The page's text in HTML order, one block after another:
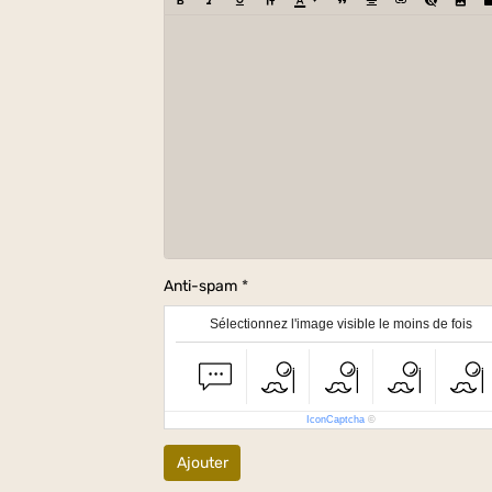
Anti-spam
Sélectionnez l'image visible le moins de fois
IconCaptcha ©
Ajouter